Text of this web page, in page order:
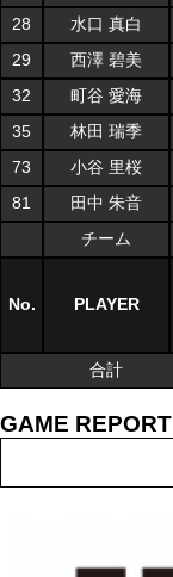
28
水口 真白
29
西澤 碧美
32
町谷 愛海
35
林田 瑞季
73
小谷 里桜
81
田中 朱音
チーム
No. PLAYER
合計
GAME REPORT